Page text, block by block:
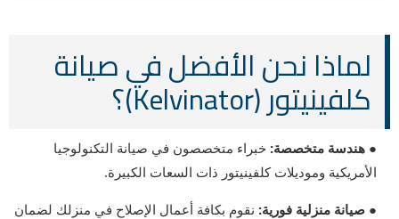
لماذا نحن الأفضل في صيانة
كلفينيتور (Kelvinator)؟
● هندسة متخصصة: خبراء متخصصون في صيانة التكنولوجيا
الأمريكية وموديلات كلفينيتور ذات السعات الكبيرة.
● صيانة منزلية فورية: نقوم بكافة أعمال الإصلاح في منزلك لضمان